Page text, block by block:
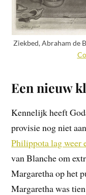
Ziekbed, Abraham de
Een nieuw
Kennelijk heeft
provisie nog niet
Philippota lag weer
van Blanche om
Margaretha op het
Margaretha was